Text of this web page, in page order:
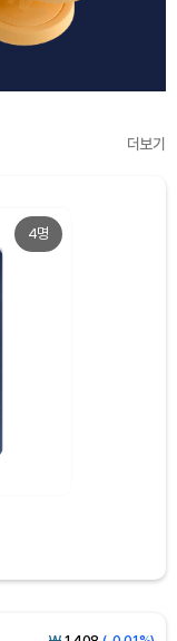
더보기
4명
₩838,750(+0.68%)